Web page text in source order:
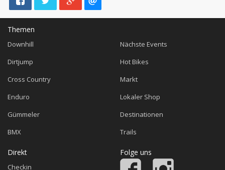
Themen
Downhill
Dirtjump
Cross Country
Enduro
Gümmeler
BMX
Nächste Events
Hot Bikes
Markt
Lokaler Shop
Destinationen
Trails
Direkt
Checkin
Folge uns